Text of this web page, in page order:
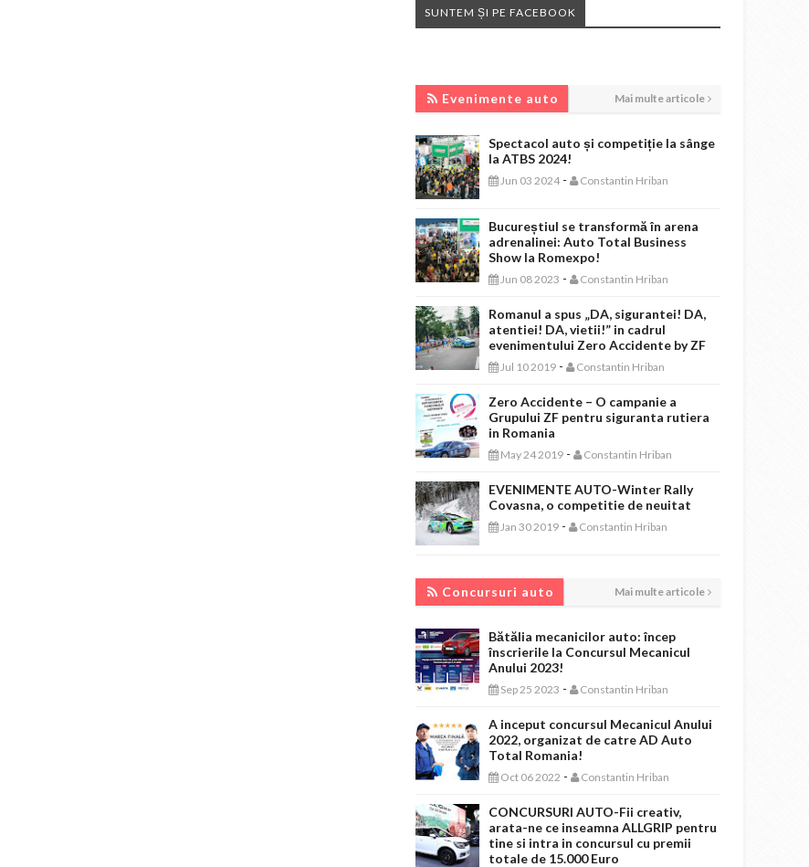
SUNTEM ȘI PE FACEBOOK
Evenimente auto Mai multe articole
Spectacol auto și competiție la sânge
la ATBS 2024!
Jun 03 2024 - Constantin Hriban
Bucureștiul se transformă în arena
adrenalinei: Auto Total Business
Show la Romexpo!
Jun 08 2023 - Constantin Hriban
Romanul a spus „DA, sigurantei! DA,
atentiei! DA, vietii!” in cadrul
evenimentului Zero Accidente by ZF
Jul 10 2019 - Constantin Hriban
Zero Accidente – O campanie a
Grupului ZF pentru siguranta rutiera
in Romania
May 24 2019 - Constantin Hriban
EVENIMENTE AUTO-Winter Rally
Covasna, o competitie de neuitat
Jan 30 2019 - Constantin Hriban
Concursuri auto Mai multe articole
Bătălia mecanicilor auto: încep
înscrierile la Concursul Mecanicul
Anului 2023!
Sep 25 2023 - Constantin Hriban
A inceput concursul Mecanicul Anului
2022, organizat de catre AD Auto
Total Romania!
Oct 06 2022 - Constantin Hriban
CONCURSURI AUTO-Fii creativ,
arata-ne ce inseamna ALLGRIP pentru
tine si intra in concursul cu premii
totale de 15.000 Euro